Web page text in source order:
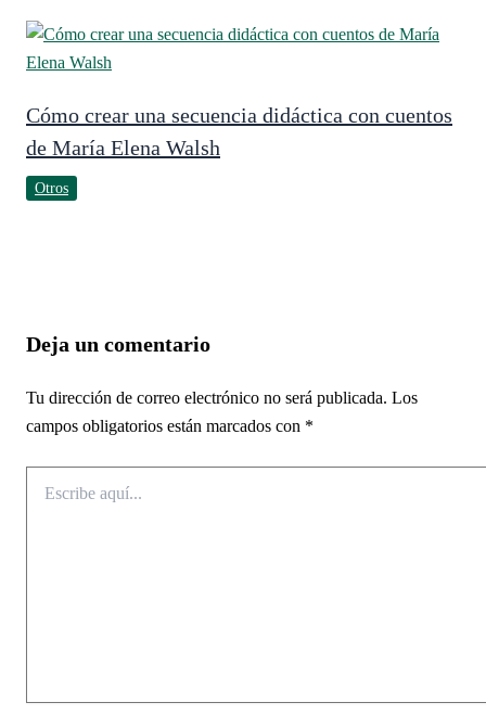
Cómo crear una secuencia didáctica con cuentos
de María Elena Walsh
Otros
Deja un comentario
Tu dirección de correo electrónico no será publicada. Los
campos obligatorios están marcados con *
aquí...